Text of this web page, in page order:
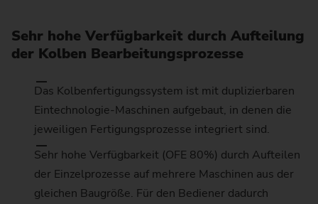
Sehr hohe Verfügbarkeit durch Aufteilung
der Kolben Bearbeitungsprozesse
Das Kolbenfertigungssystem ist mit duplizierbaren
Eintechnologie-Maschinen aufgebaut, in denen die
jeweiligen Fertigungsprozesse integriert sind.
Sehr hohe Verfügbarkeit (OFE 80%) durch Aufteilen
der Einzelprozesse auf mehrere Maschinen aus der
gleichen Baugröße. Für den Bediener dadurch